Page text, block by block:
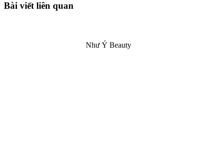
Bài viết liên quan
Như Ý Beauty